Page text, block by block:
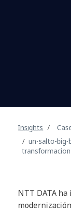
Insights
un-salto-
NTT DATA